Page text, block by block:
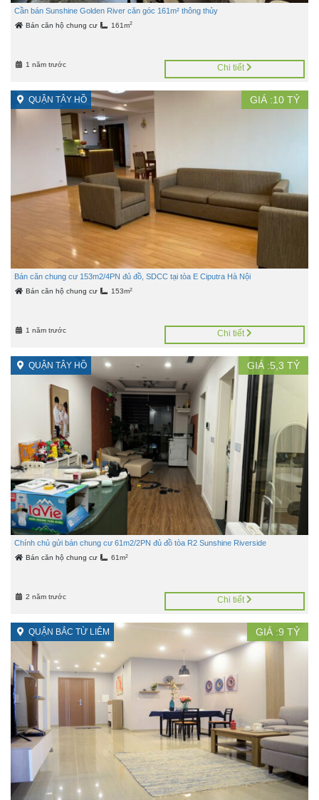
Cần bán Sunshine Golden River căn góc 161m² thông thủy
Bán căn hộ chung cư 161m2
1 năm trước Chi tiết
QUẬN TÂY HỒ GIÁ :10 TỶ
Bán căn chung cư 153m2/4PN đủ đồ, SDCC tại tòa E Ciputra Hà Nội
Bán căn hộ chung cư 153m2
1 năm trước Chi tiết
QUẬN TÂY HỒ GIÁ :5,3 TỶ
Chính chủ gửi bán chung cư 61m2/2PN đủ đồ tòa R2 Sunshine Riverside
Bán căn hộ chung cư 61m2
2 năm trước Chi tiết
QUẬN BẮC TỪ LIÊM GIÁ :9 TỶ